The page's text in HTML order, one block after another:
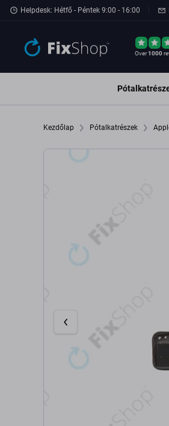
Ugrás az oldal fő részéhez
Helpdesk: Hétfő - Péntek 9:00 - 16:00
Over1000
Kezdőlap Pótalkatrészek